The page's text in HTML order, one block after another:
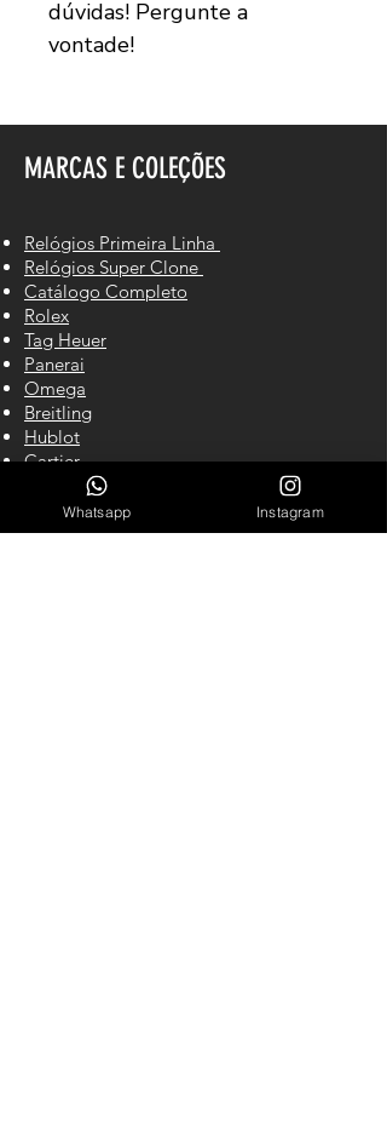
dúvidas! Pergunte a
vontade!
MARCAS E COLEÇÕES
Relógios Primeira Linha
Relógios Super Clone
Catálogo Completo
Rolex
Tag Heuer
Panerai
Omega
Breitling
Hublot
Cartier
Richard Mille
Whatsapp Instagram